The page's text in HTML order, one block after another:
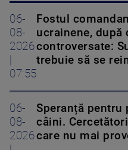
06-
08-
2026
07:55
Fostul
ucrainene, după
controversate:
trebuie să se
06-
08-
2026
Speranță pentru
câini.
care nu mai